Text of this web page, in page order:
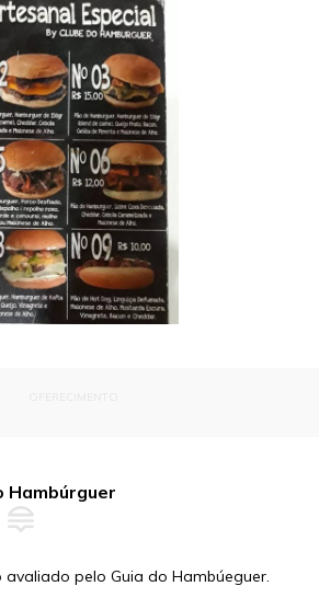
Hambúrguer
avaliado pelo Guia do Hambúeguer.